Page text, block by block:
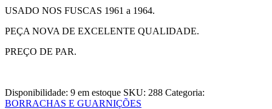
USADO NOS FUSCAS 1961 a 1964.
PEÇA NOVA DE EXCELENTE QUALIDADE.
PREÇO DE PAR.
Disponibilidade: 9 em estoque SKU: 288 Categoria:
BORRACHAS E GUARNIÇÕES